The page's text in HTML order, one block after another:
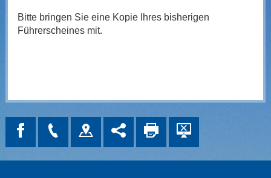
Bitte bringen Sie eine Kopie Ihres bisherigen
Führerscheines mit.